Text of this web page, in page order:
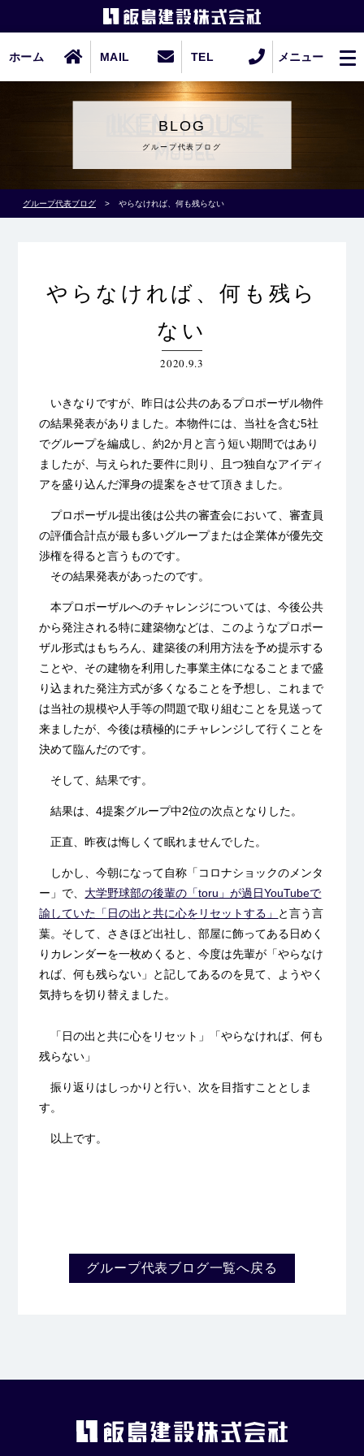
ホーム MAIL TEL メニュー
BLOG
グループ代表ブログ
グループ代表ブログ > やらなければ、何も残らない
やらなければ、何も残ら
ない
2020.9.3
いきなりですが、昨日は公共のあるプロポーザル物件
の結果発表がありました。本物件には、当社を含む5社
でグループを編成し、約2か月と言う短い期間ではあり
ましたが、与えられた要件に則り、且つ独自なアイディ
アを盛り込んだ渾身の提案をさせて頂きました。
プロポーザル提出後は公共の審査会において、審査員
の評価合計点が最も多いグループまたは企業体が優先交
渉権を得ると言うものです。
その結果発表があったのです。
本プロポーザルへのチャレンジについては、今後公共
から発注される特に建築物などは、このようなプロポー
ザル形式はもちろん、建築後の利用方法を予め提示する
ことや、その建物を利用した事業主体になることまで盛
り込まれた発注方式が多くなることを予想し、これまで
は当社の規模や人手等の問題で取り組むことを見送って
来ましたが、今後は積極的にチャレンジして行くことを
決めて臨んだのです。
そして、結果です。
結果は、4提案グループ中2位の次点となりした。
正直、昨夜は悔しくて眠れませんでした。
しかし、今朝になって自称「コロナショックのメンタ
ー」で、 大学野球部の後輩の「toru」が過日YouTubeで
諭していた「日の出と共に心をリセットする」 と言う言
葉。そして、さきほど出社し、部屋に飾ってある日めく
りカレンダーを一枚めくると、今度は先輩が「やらなけ
れば、何も残らない」と記してあるのを見て、ようやく
気持ちを切り替えました。
「日の出と共に心をリセット」「やらなければ、何も
残らない」
振り返りはしっかりと行い、次を目指すこととしま
す。
以上です。
グループ代表ブログ一覧へ戻る